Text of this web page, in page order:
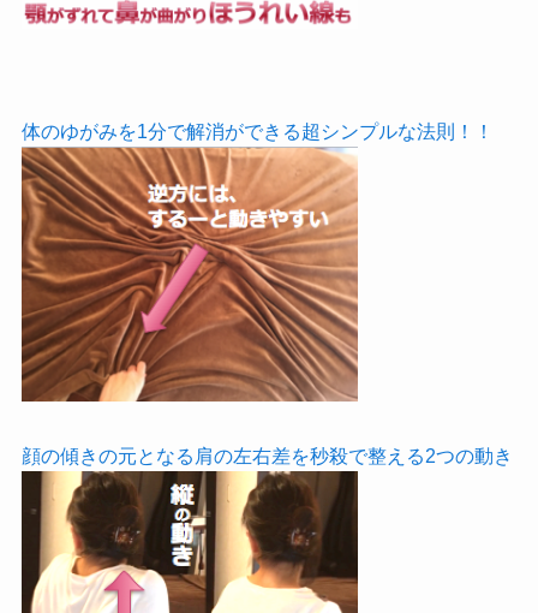
体のゆがみを1分で解消ができる超シンプルな法則！！
顔の傾きの元となる肩の左右差を秒殺で整える2つの動き